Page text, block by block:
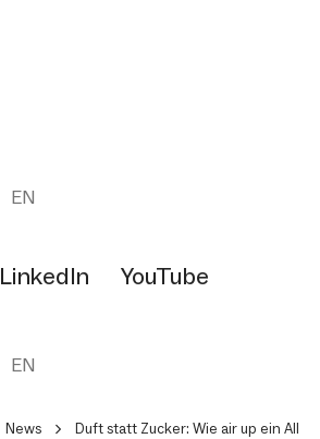
EN
LinkedIn YouTube
EN
News Duft statt Zucker: Wie air up ein